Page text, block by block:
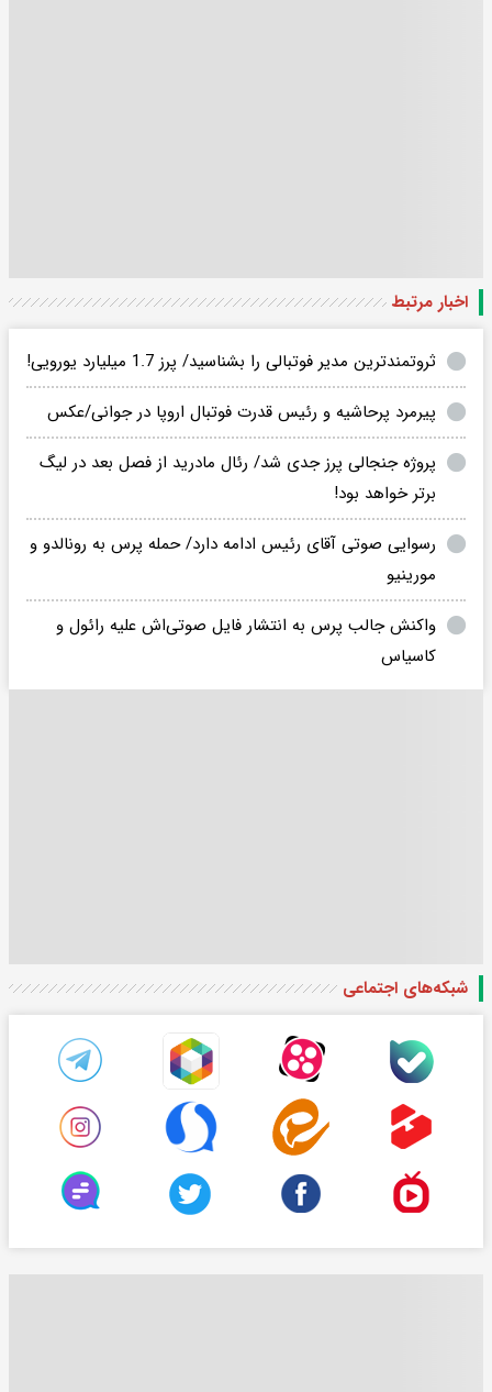
اخبار مرتبط
ثروتمندترین مدیر فوتبالی را بشناسید/ پرز 1.7 میلیارد یورویی!
پیرمرد پرحاشیه و رئیس قدرت فوتبال اروپا در جوانی/عکس
پروژه جنجالی پرز جدی شد/ رئال مادرید از فصل بعد در لیگ
برتر خواهد بود!
رسوایی صوتی آقای رئیس ادامه دارد/ حمله پرس به رونالدو و
مورینیو
واکنش جالب پرس به انتشار فایل صوتی‌اش علیه رائول و
کاسیاس
شبکه‌های اجتماعی